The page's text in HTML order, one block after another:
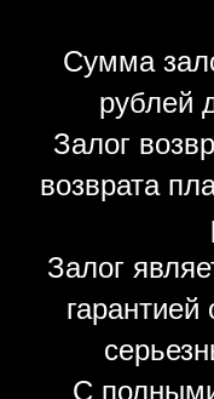
Сумма
рублей
Залог
возврата
Залог
гарантией
С